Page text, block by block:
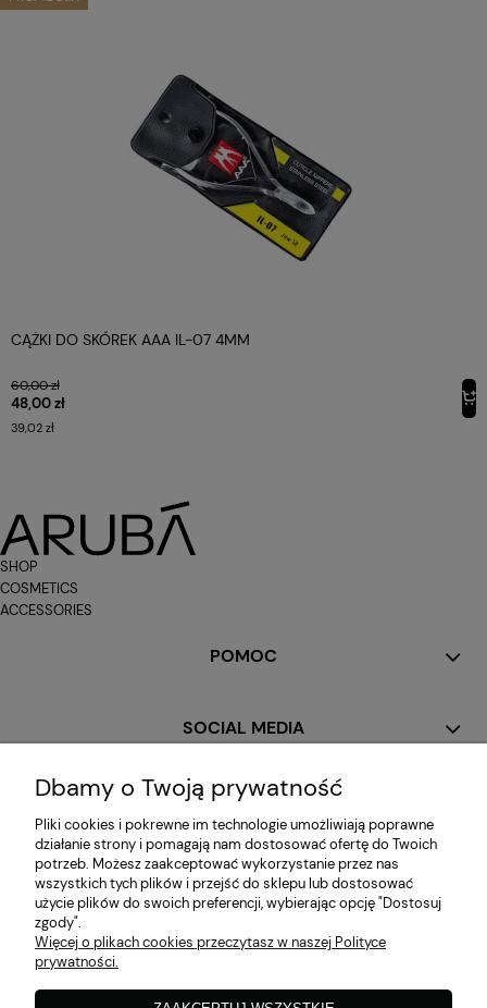
CĄŻKI DO SKÓREK AAA IL-07 4MM
60,00 zł
48,00 zł
39,02 zł
SHOP
COSMETICS
ACCESSORIES
POMOC
SOCIAL MEDIA
MOJE KONTO
PŁATNOŚCI I DOSTAWA
INFORMACJE
Dbamy o Twoją prywatność
Pliki cookies i pokrewne im technologie umożliwiają poprawne
działanie strony i pomagają nam dostosować ofertę do Twoich
potrzeb. Możesz zaakceptować wykorzystanie przez nas
wszystkich tych plików i przejść do sklepu lub dostosować
użycie plików do swoich preferencji, wybierając opcję "Dostosuj
zgody".
Więcej o plikach cookies przeczytasz w naszej Polityce
prywatności.